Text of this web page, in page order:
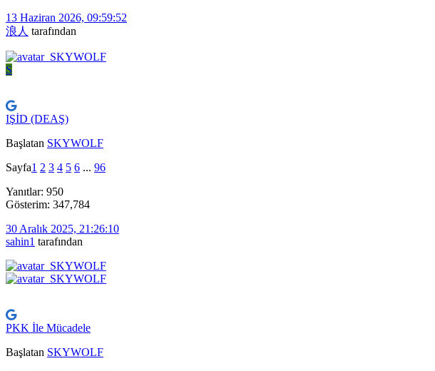
13 Haziran 2026, 09:59:52
浪人 tarafından
S
IŞİD (DEAŞ)
Başlatan SKYWOLF
Sayfa1 2 3 4 5 6 ... 96
Yanıtlar: 950
Gösterim: 347,784
30 Aralık 2025, 21:26:10
sahin1 tarafından
PKK İle Mücadele
Başlatan SKYWOLF